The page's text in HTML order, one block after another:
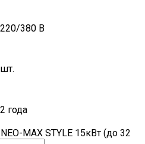
220/380 В
шт.
2 года
MAX STYLE 15кВт (до 32